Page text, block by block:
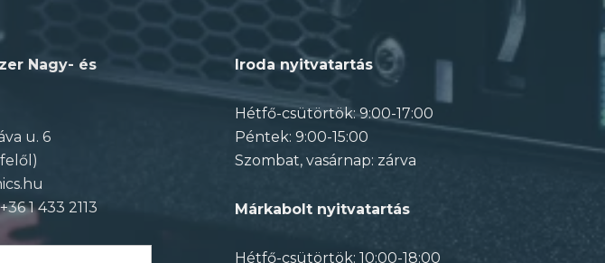
Nagy- és
u. 6
1 433 2113
Iroda nyitvatartás
Hétfő-csütörtök: 9:00-17:00
Péntek: 9:00-15:00
Szombat, vasárnap: zárva
Márkabolt nyitvatartás
Hétfő-csütörtök: 10:00-18:00